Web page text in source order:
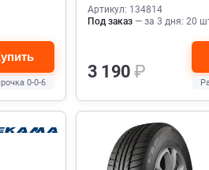
0-0-6
Артикул: 134814
Под заказ — за 3 дня: 20
3 190₽